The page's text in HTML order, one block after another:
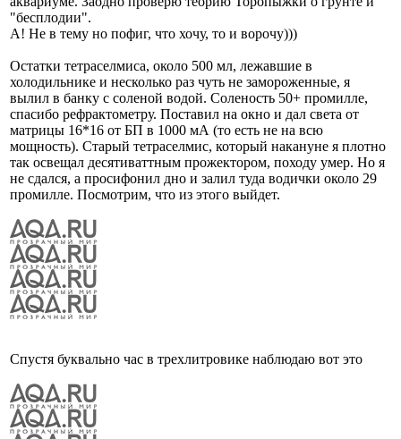
"бесплодии".
А! Не в тему но пофиг, что хочу, то и ворочу)))
Остатки тетраселмиса, около 500 мл, лежавшие в
холодильнике и несколько раз чуть не замороженные, я
вылил в банку с соленой водой. Соленость 50+ промилле,
спасибо рефрактометру. Поставил на окно и дал света от
матрицы 16*16 от БП в 1000 мА (то есть не на всю
мощность). Старый тетраселмис, который накануне я плотно
так освещал десятиваттным прожектором, походу умер. Но я
не сдался, а просифонил дно и залил туда водички около 29
промилле. Посмотрим, что из этого выйдет.
Спустя буквально час в трехлитровике наблюдаю вот это